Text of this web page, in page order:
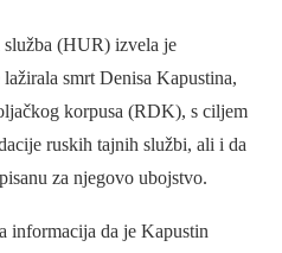
(HUR) izvela je
smrt Denisa Kapustina,
korpusa (RDK), s ciljem
ruskih tajnih službi, ali i da
za njegovo ubojstvo.
informacija da je Kapustin